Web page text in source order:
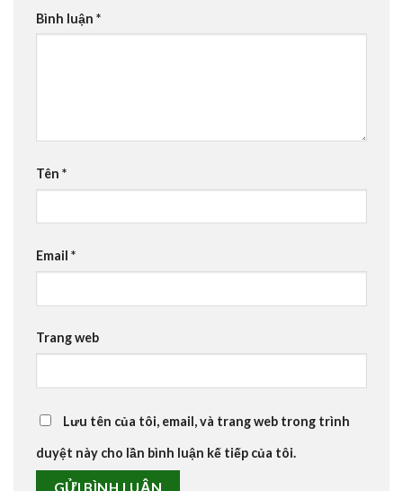
Bình luận *
Tên *
Email *
Trang web
Lưu tên của tôi, email, và trang web trong trình
duyệt này cho lần bình luận kế tiếp của tôi.